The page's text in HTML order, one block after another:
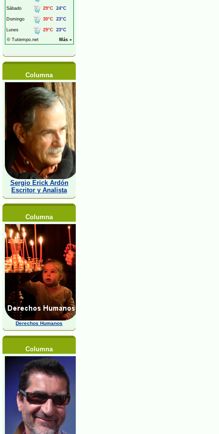
Columna
Sergio Erick Ardón
Escritor y Analista
Columna
Derechos Humanos
Columna